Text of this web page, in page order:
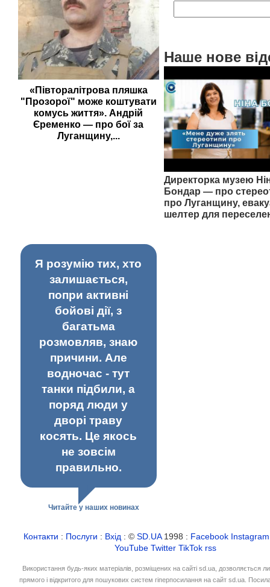
«Півторалітрова пляшка
"Прозорої" може коштувати
комусь життя». Андрій
Єременко — про бої за
Луганщину,...
Наше нове
Директорка музею
Бондар — про
про Луганщину,
шелтер для
Я розумію тих, хто
залишається,
попри активні
бойові дії, з
багатьма
розмовляв, знаю
причини. Але
водночас - тут
танки підбили, а
поряд люди у
дворі траву
косять. Це якось
не зовсім
правильно.
Читайте у наших новинах
Контакти : Послуги : Вхід : ©SD.UA1998 : Facebook Instagram
YouTube Twitter TikTok rss
Використання будь-яких матеріалів, розміщених на сайті sd.ua, дозволяється
прямого і відкритого для пошукових систем гіперпосилання на сайт sd.ua.